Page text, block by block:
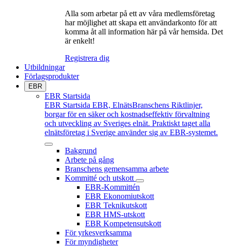
Alla som arbetar på ett av våra medlemsföretag
har möjlighet att skapa ett användarkonto för att
komma åt all information här på vår hemsida. Det
är enkelt!
Registrera dig
Utbildningar
Förlagsprodukter
EBR
EBR Startsida
EBR Startsida EBR, ElnätsBranschens Riktlinjer,
borgar för en säker och kostnadseffektiv förvaltning
och utveckling av Sveriges elnät. Praktiskt taget alla
elnätsföretag i Sverige använder sig av EBR-systemet.
Bakgrund
Arbete på gång
Branschens gemensamma arbete
Kommitté och utskott
EBR-Kommittén
EBR Ekonomiutskott
EBR Teknikutskott
EBR HMS-utskott
EBR Kompetensutskott
För yrkesverksamma
För myndigheter